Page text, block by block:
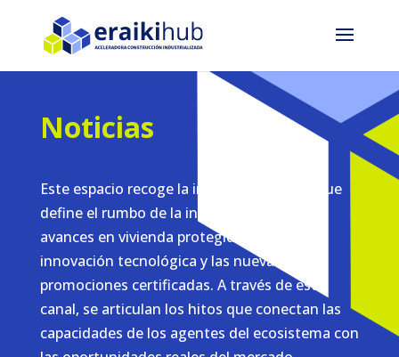
Noticias
Este espacio recoge la información clave que
define el rumbo de la industria, desde los
avances en vivienda protegida hasta la
innovación tecnológica y las nuevas
promociones certificadas. A través de este
canal, se articulan los hitos que conectan las
capacidades de los agentes del ecosistema con